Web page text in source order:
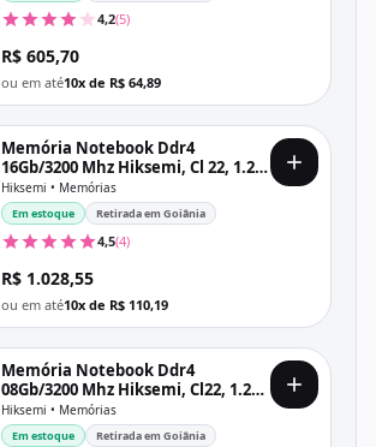
4,2(5)
R$ 605,70
ou em até10x de R$ 64,89
Memória Notebook Ddr4
16Gb/3200 Mhz Hiksemi, Cl 22, 1.2V,
Hsc416S32Z1, Preta
Hiksemi • Memórias
Em estoque Retirada em Goiânia
4,5(4)
R$ 1.028,55
ou em até10x de R$ 110,19
Memória Notebook Ddr4
08Gb/3200 Mhz Hiksemi, Cl22, 1.2V,
Hsc408S32Z1, Preta
Hiksemi • Memórias
Em estoque Retirada em Goiânia